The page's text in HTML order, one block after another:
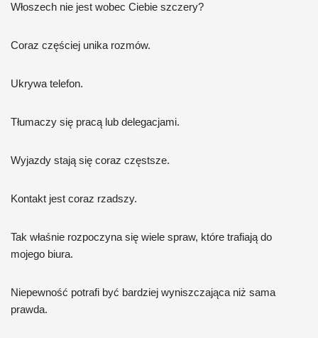
Włoszech nie jest wobec Ciebie szczery?
Coraz częściej unika rozmów.
Ukrywa telefon.
Tłumaczy się pracą lub delegacjami.
Wyjazdy stają się coraz częstsze.
Kontakt jest coraz rzadszy.
Tak właśnie rozpoczyna się wiele spraw, które trafiają do
mojego biura.
Niepewność potrafi być bardziej wyniszczająca niż sama
prawda.